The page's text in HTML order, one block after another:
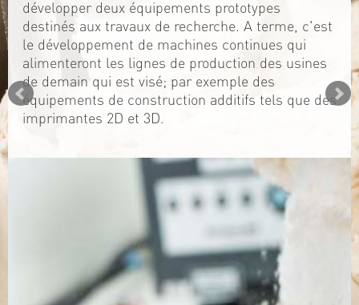
TÉLÉCHARGEZ LA PLAQUETTE
développer deux équipements prototypes
destinés aux travaux de recherche. A terme, c'est
le développement de machines continues qui
alimenteront les lignes de production des usines
de demain qui est visé; par exemple des
équipements de construction additifs tels que des
imprimantes 2D et 3D.